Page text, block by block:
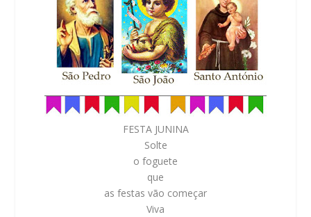
FESTA JUNINA
Solte
o foguete
que
as festas vão começar
Viva